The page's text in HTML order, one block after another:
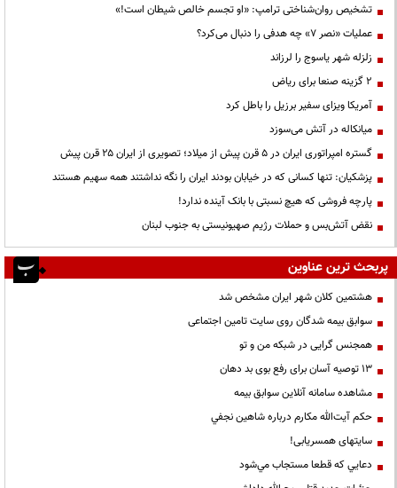
تشخیص روان‌شناختی ترامپ: «او تجسم خالص شیطان است!»
عملیات «نصر ۷» چه هدفی را دنبال می‌کرد؟
زلزله شهر یاسوج را لرزاند
۲ گزینه صنعا برای ریاض
آمریکا ویزای سفیر برزیل را باطل کرد
میانکاله در آتش می‌سوزد
گستره امپراتوری ایران در ۵ قرن پیش از میلاد؛ تصویری از ایران ۲۵ قرن پیش
پزشکیان: تنها کسانی که در خیابان بودند ایران را نگه نداشتند همه سهیم هستند
پارچه فروشی که هیچ نسبتی با بانک آینده ندارد!
نقض آتش‌بس و حملات رژیم صهیونیستی به جنوب لبنان
پربحث ترین عناوین
هشتمین کلان شهر ایران مشخص شد
سوابق بیمه شدگان روی سایت تامین اجتماعی
همجنس گرایی در شبکه من و تو
13 توصیه آسان برای رفع بوی بد دهان
مشاهده سامانه آنلاين سوابق بیمه
حكم آيت‌الله مكارم درباره شاهين نجفي
سایتهای همسریابی!
دعايي كه قطعا مستجاب مي‌شود